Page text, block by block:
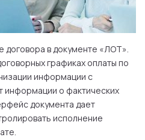
договора в документе «ЛОТ».
графиках оплаты по
информации с
информации о фактических
документа дает
исполнение